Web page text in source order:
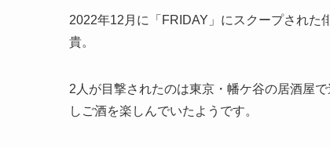
2022年12月に「FRIDAY」にスクープされた
貴。
2人が目撃されたのは東京・幡ケ谷の居酒屋
しご酒を楽しんでいたようです。